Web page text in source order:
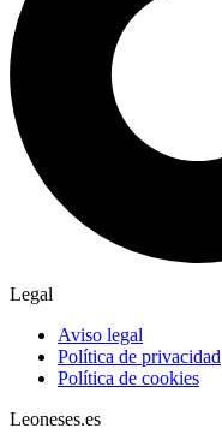
Legal
Aviso legal
Política de privacidad
Política de cookies
Leoneses.es